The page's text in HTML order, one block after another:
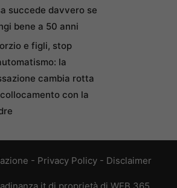
succede davvero se
bene a 50 anni
e figli, stop
la
cambia rotta
con la
- Privacy Policy - Disclaimer